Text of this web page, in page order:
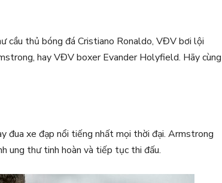
cầu thủ bóng đá Cristiano Ronaldo, VĐV bơi lội
hay VĐV boxer Evander Holyfield. Hãy cùng
đua xe đạp nổi tiếng nhất mọi thời đại. Armstrong
ung thư tinh hoàn và tiếp tục thi đấu.